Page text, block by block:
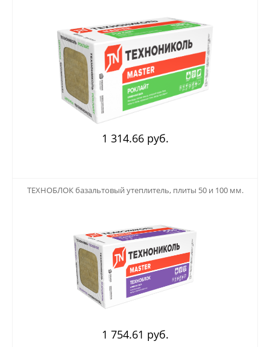
1 314.66 руб.
ТЕХНОБЛОК базальтовый утеплитель, плиты 50 и 100 мм.
1 754.61 руб.